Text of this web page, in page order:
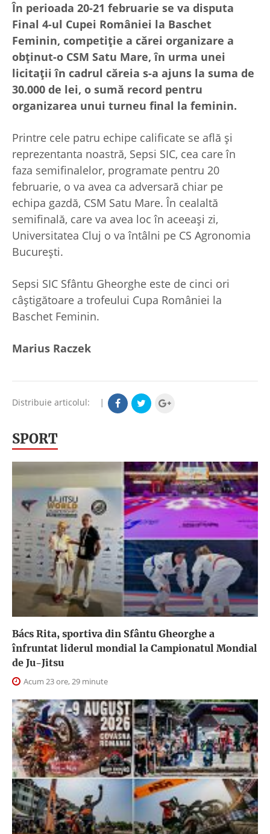
În perioada 20-21 februarie se va disputa
Final 4-ul Cupei României la Baschet
Feminin, competiție a cărei organizare a
obținut-o CSM Satu Mare, în urma unei
licitații în cadrul căreia s-a ajuns la suma de
30.000 de lei, o sumă record pentru
organizarea unui turneu final la feminin.
Printre cele patru echipe calificate se află și
reprezentanta noastră, Sepsi SIC, cea care în
faza semifinalelor, programate pentru 20
februarie, o va avea ca adversară chiar pe
echipa gazdă, CSM Satu Mare. În cealaltă
semifinală, care va avea loc în aceeași zi,
Universitatea Cluj o va întâlni pe CS Agronomia
București.
Sepsi SIC Sfântu Gheorghe este de cinci ori
câștigătoare a trofeului Cupa României la
Baschet Feminin.
Marius Raczek
Distribuie articolul: |
SPORT
Bács Rita, sportiva din Sfântu Gheorghe a
înfruntat liderul mondial la Campionatul Mondial
de Ju-Jitsu
Acum 23 ore, 29 minute